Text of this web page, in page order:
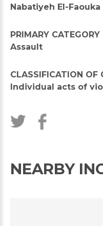
Nabatiyeh El-Faouka
PRIMARY CATEGORY
Assault
CLASSIFICATION OF
Individual acts of
NEARBY